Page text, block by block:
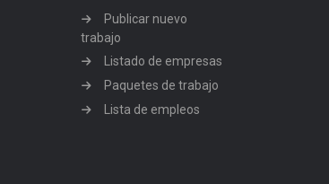
Publicar nuevo
trabajo
Listado de empresas
Paquetes de trabajo
Lista de empleos